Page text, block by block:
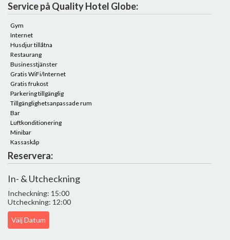
Service på Quality Hotel Globe:
Gym
Internet
Husdjur tillåtna
Restaurang
Businesstjänster
Gratis WiFi/Internet
Gratis frukost
Parkering tillgänglig
Tillgänglighetsanpassade rum
Bar
Luftkonditionering
Minibar
Kassaskåp
Reservera:
In- & Utcheckning
Incheckning: 15:00
Utcheckning: 12:00
Välj Datum